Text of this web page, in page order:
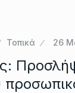
Τοπικά 26